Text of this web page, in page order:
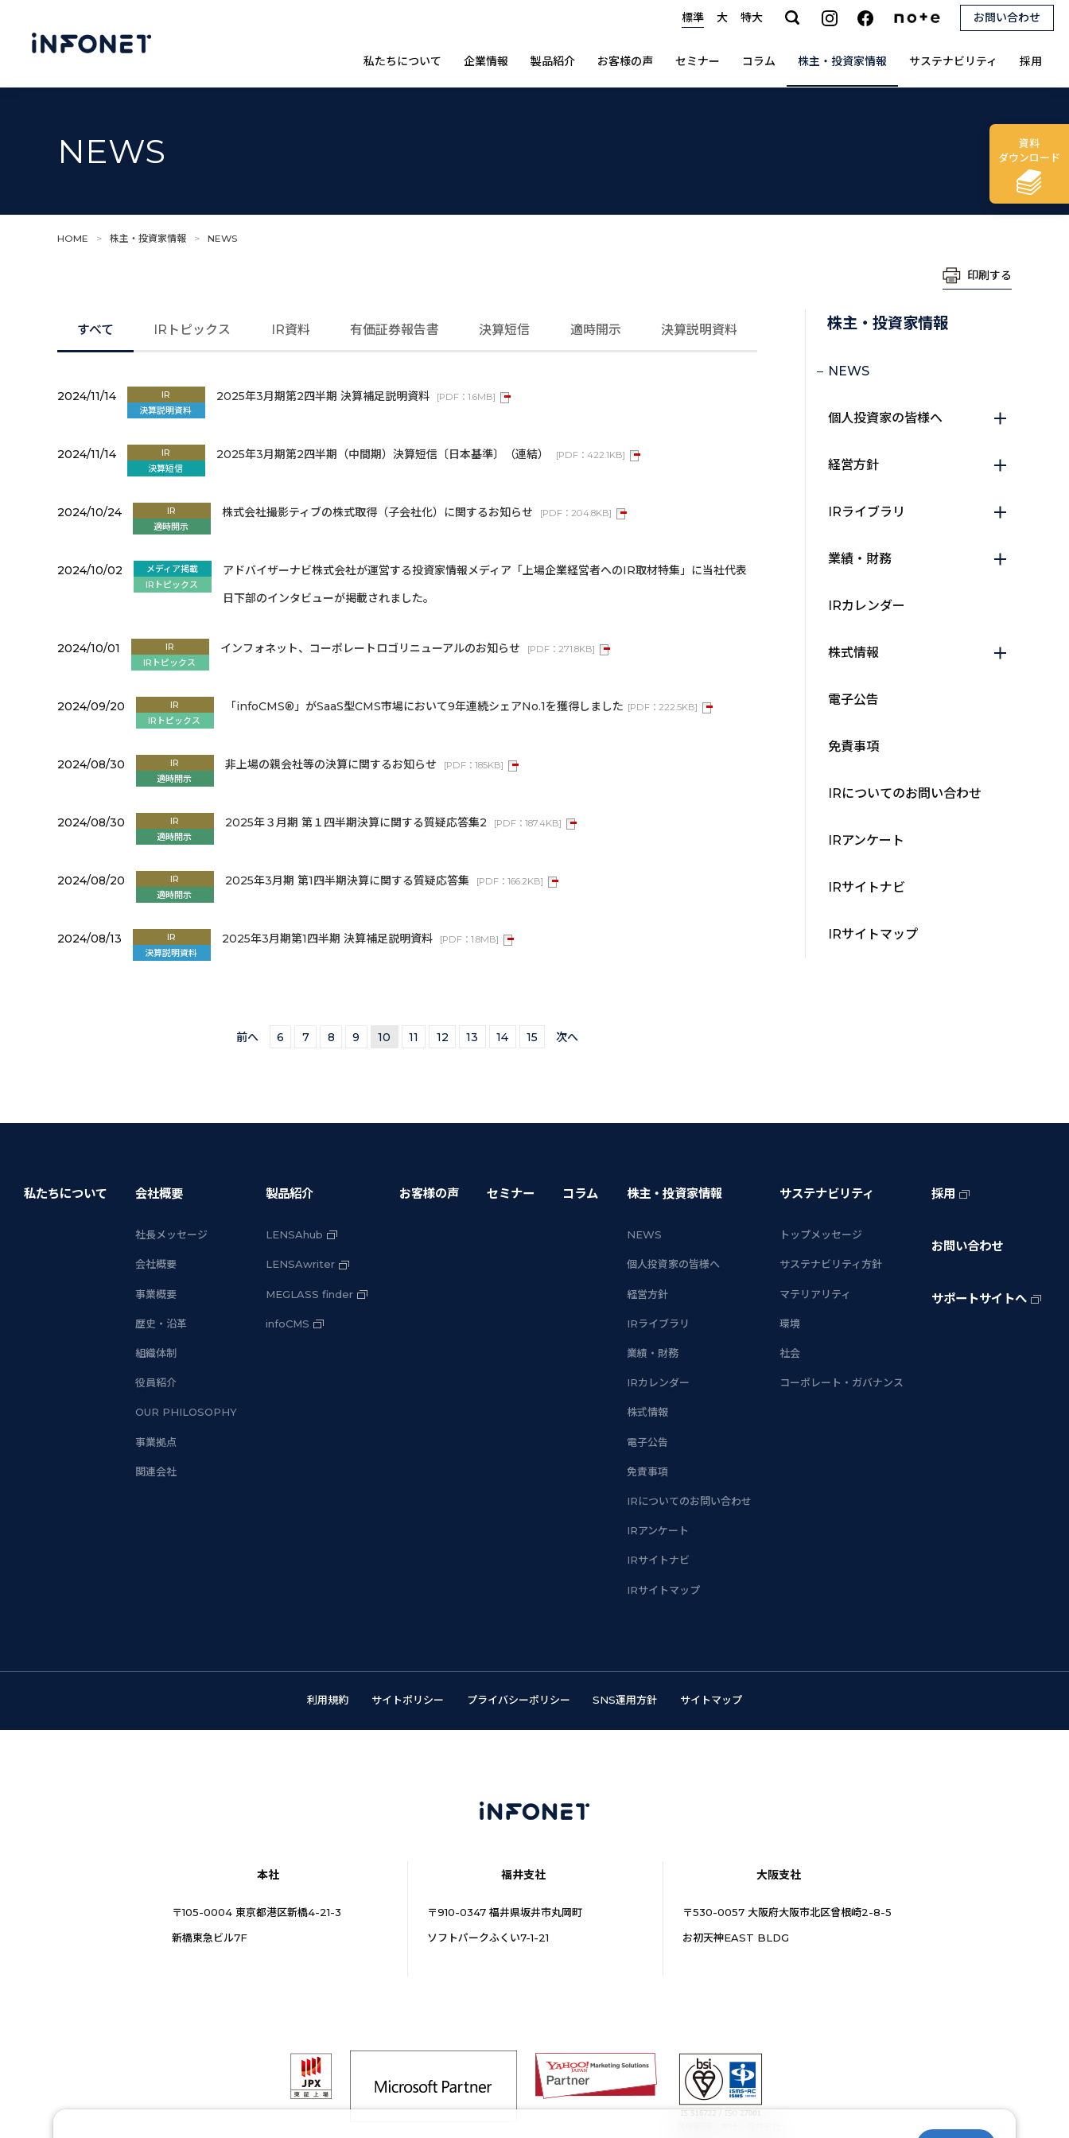
標準 大 特大 search お問い合わせ
資料
ダウンロード
私たちについて 企業情報 製品紹介 お客様の声 セミナー コラム 株主・投資家情報 サステナビリティ 採用
NEWS
HOME > 株主・投資家情報 > NEWS
印刷する
すべて IRトピックス IR資料 有価証券報告書 決算短信 適時開示 決算説明資料
2024/11/14
IR
決算説明資料
2025年3月期第2四半期 決算補足説明資料 [PDF：1.6MB]
2024/11/14
IR
決算短信
2025年3月期第2四半期（中間期）決算短信〔日本基準〕（連結） [PDF：422.1KB]
2024/10/24
IR
適時開示
株式会社撮影ティブの株式取得（子会社化）に関するお知らせ [PDF：204.8KB]
2024/10/02
メディア掲載
IRトピックス
アドバイザーナビ株式会社が運営する投資家情報メディア「上場企業経営者へのIR取材特集」に当社代表
日下部のインタビューが掲載されました。
2024/10/01
IR
IRトピックス
インフォネット、コーポレートロゴリニューアルのお知らせ [PDF：271.8KB]
2024/09/20
IR
IRトピックス
「infoCMS®」がSaaS型CMS市場において9年連続シェアNo.1を獲得しました [PDF：222.5KB]
2024/08/30
IR
適時開示
非上場の親会社等の決算に関するお知らせ [PDF：185KB]
2024/08/30
IR
適時開示
2025年３月期 第１四半期決算に関する質疑応答集2 [PDF：187.4KB]
2024/08/20
IR
適時開示
2025年3月期 第1四半期決算に関する質疑応答集 [PDF：166.2KB]
2024/08/13
IR
決算説明資料
2025年3月期第1四半期 決算補足説明資料 [PDF：1.8MB]
前へ 6 7 8 9 10 11 12 13 14 15 次へ
株主・投資家情報
NEWS
個人投資家の皆様へ
経営方針
IRライブラリ
業績・財務
IRカレンダー
株式情報
電子公告
免責事項
IRについてのお問い合わせ
IRアンケート
IRサイトナビ
IRサイトマップ
私たちについて 会社概要
社長メッセージ
会社概要
事業概要
歴史・沿革
組織体制
役員紹介
OUR PHILOSOPHY
事業拠点
関連会社
製品紹介
LENSAhub
LENSAwriter
MEGLASS finder
infoCMS
お客様の声 セミナー コラム 株主・投資家情報
NEWS
個人投資家の皆様へ
経営方針
IRライブラリ
業績・財務
IRカレンダー
株式情報
電子公告
免責事項
IRについてのお問い合わせ
IRアンケート
IRサイトナビ
IRサイトマップ
サステナビリティ
トップメッセージ
サステナビリティ方針
マテリアリティ
環境
社会
コーポレート・ガバナンス
採用
お問い合わせ
サポートサイトへ
利用規約 サイトポリシー プライバシーポリシー SNS運用方針 サイトマップ
本社
〒105-0004 東京都港区新橋4-21-3
新橋東急ビル7F
福井支社
〒910-0347 福井県坂井市丸岡町
ソフトパークふくい7-1-21
大阪支社
〒530-0057 大阪府大阪市北区曾根崎2-8-5
お初天神EAST BLDG